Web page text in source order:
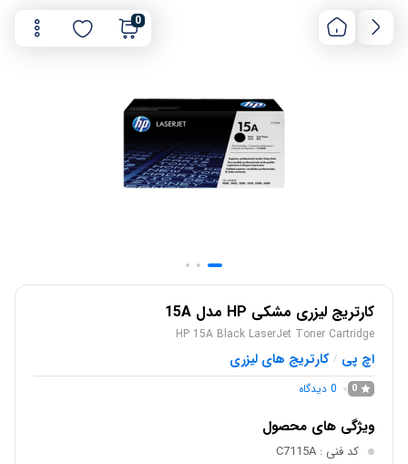
0
کارتریج لیزری مشکی HP مدل 15A
HP 15A Black LaserJet Toner Cartridge
اچ پی / کارتریج های لیزری
0
0 دیدگاه
ویژگی های محصول
کد فنی : C7115A